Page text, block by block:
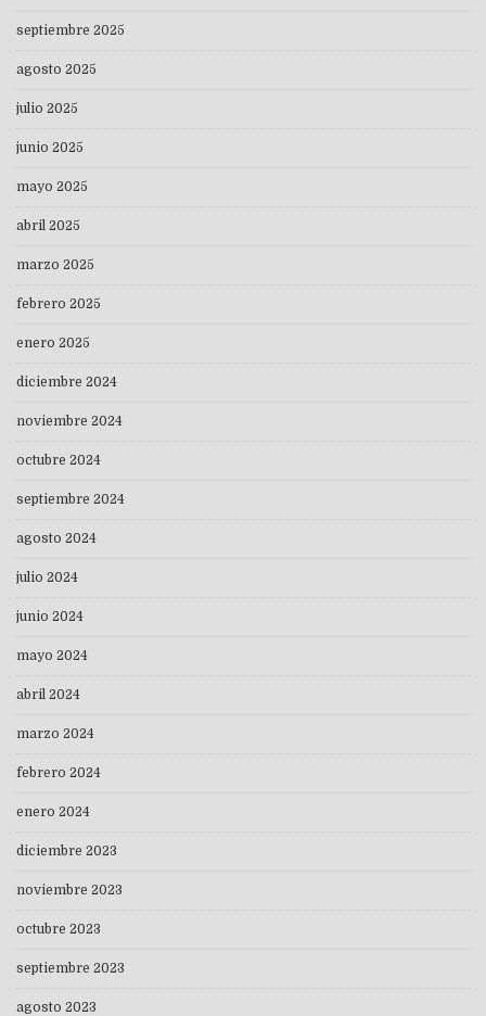
septiembre 2025
agosto 2025
julio 2025
junio 2025
mayo 2025
abril 2025
marzo 2025
febrero 2025
enero 2025
diciembre 2024
noviembre 2024
octubre 2024
septiembre 2024
agosto 2024
julio 2024
junio 2024
mayo 2024
abril 2024
marzo 2024
febrero 2024
enero 2024
diciembre 2023
noviembre 2023
octubre 2023
septiembre 2023
agosto 2023